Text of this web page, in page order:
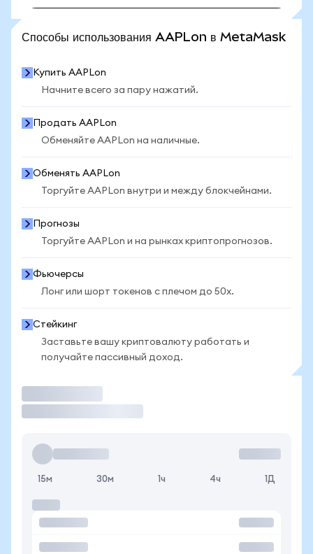
Способы использования AAPLon в MetaMask
Купить AAPLon
Начните всего за пару нажатий.
Продать AAPLon
Обменяйте AAPLon на наличные.
Обменять AAPLon
Торгуйте AAPLon внутри и между блокчейнами.
Прогнозы
Торгуйте AAPLon и на рынках криптопрогнозов.
Фьючерсы
Лонг или шорт токенов с плечом до 50x.
Стейкинг
Заставьте вашу криптовалюту работать и
получайте пассивный доход.
15м 30м 1ч 4ч 1Д